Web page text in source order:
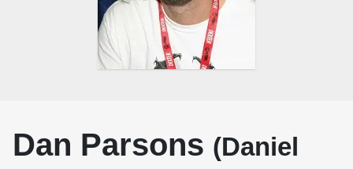
Dan Parsons (Daniel